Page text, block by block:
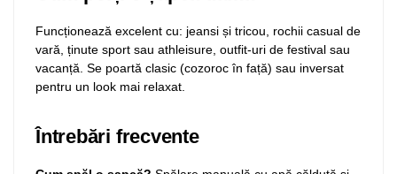
Funcționează excelent cu: jeansi și tricou, rochii casual de
vară, ținute sport sau athleisure, outfit-uri de festival sau
vacanță. Se poartă clasic (cozoroc în față) sau inversat
pentru un look mai relaxat.
Întrebări frecvente